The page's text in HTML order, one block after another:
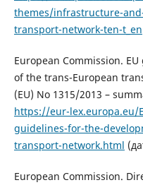
themes/infrastructure-
transport-network-ten-t_en
European Commission.
of the trans-European
(EU) No 1315/2013 –
https://eur-lex.europa.eu/
guidelines-for-the-
transport-network.html
European Commission.